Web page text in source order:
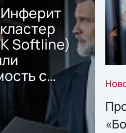
Softline)
с